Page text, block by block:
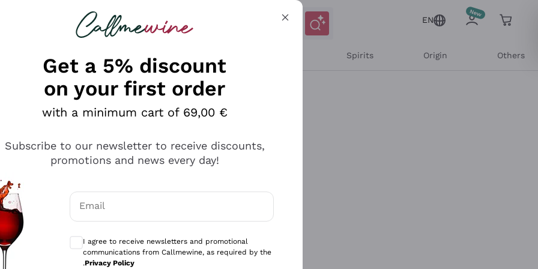
looking for
EN
Spirits Origin Others
Get a 5% discount
on your first order
with a minimum cart of 69,00 €
Subscribe to our newsletter to receive discounts,
promotions and news every day!
Email
I agree to receive newsletters and promotional
communications from Callmewine, as required by the
.Privacy Policy